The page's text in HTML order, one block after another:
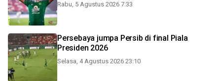
Rabu, 5 Agustus 2026 7:33
Persebaya jumpa Persib di final Piala
Presiden 2026
Selasa, 4 Agustus 2026 23:10